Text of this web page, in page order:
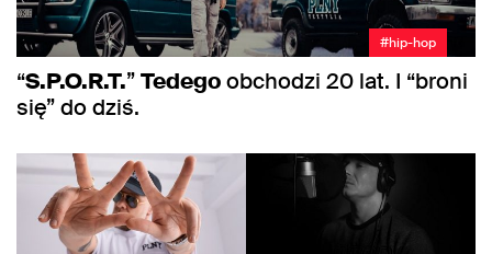
#hip-hop
“S.P.O.R.T.”Tedegoobchodzi 20 lat. I “broni
się” do dziś.